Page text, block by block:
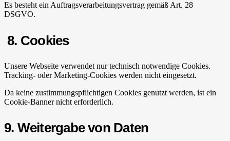
Es besteht ein Auftragsverarbeitungsvertrag gemäß Art. 28
DSGVO.
8. Cookies
Unsere Webseite verwendet nur technisch notwendige Cookies.
Tracking- oder Marketing-Cookies werden nicht eingesetzt.
Da keine zustimmungspflichtigen Cookies genutzt werden, ist ein
Cookie-Banner nicht erforderlich.
9. Weitergabe von Daten